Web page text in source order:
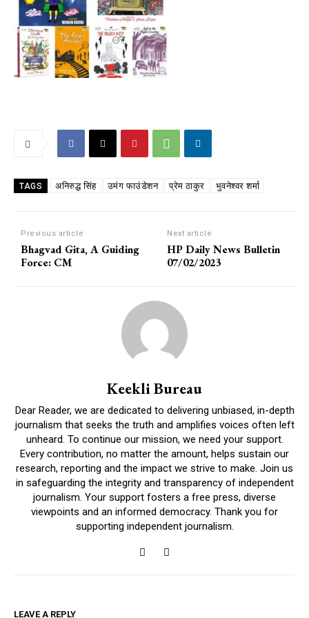
TAGS अनिरुद्ध सिंह उमंग फाउंडेशन प्रेम ठाकुर भुवनेश्वर शर्मा
Previous article
Bhagvad Gita, A Guiding
Force: CM
Next article
HP Daily News Bulletin
07/02/2023
Keekli Bureau
Dear Reader, we are dedicated to delivering unbiased, in-depth
journalism that seeks the truth and amplifies voices often left
unheard. To continue our mission, we need your support.
Every contribution, no matter the amount, helps sustain our
research, reporting and the impact we strive to make. Join us
in safeguarding the integrity and transparency of independent
journalism. Your support fosters a free press, diverse
viewpoints and an informed democracy. Thank you for
supporting independent journalism.
LEAVE A REPLY